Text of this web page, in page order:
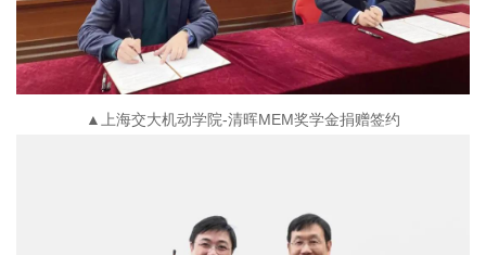
▲上海交大机动学院-清晖MEM奖学金捐赠签约